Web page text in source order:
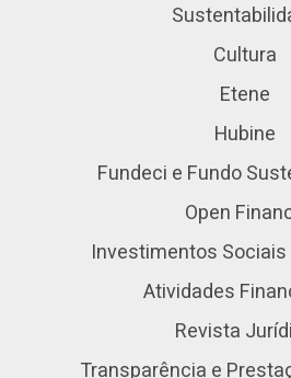
Cultura
Etene
Hubine
Fundeci e Fundo
Open
Investimentos
Atividades
Revista
Transparência e